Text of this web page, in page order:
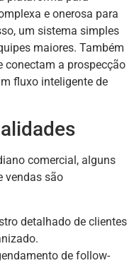
e onerosa para
um sistema simples
maiores. Também
conectam a prospecção
fluxo inteligente de
comercial, alguns
vendas são
detalhado de clientes
de follow-